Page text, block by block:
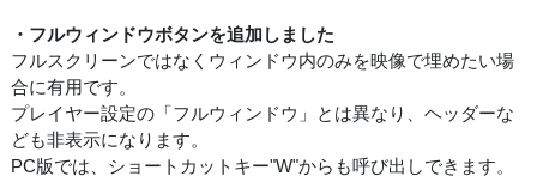
・フルウィンドウボタンを追加しました
フルスクリーンではなくウィンドウ内のみを映像で埋めたい場
合に有用です。
プレイヤー設定の「フルウィンドウ」とは異なり、ヘッダーな
ども非表示になります。
PC版では、ショートカットキー"W"からも呼び出しできます。